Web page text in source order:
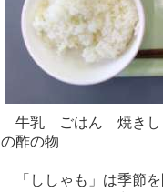
牛乳 ごはん 焼きし
の酢の物
「ししゃも」は季節を